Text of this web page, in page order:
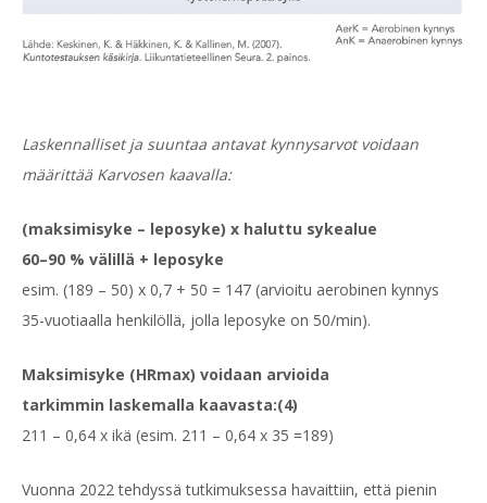
Laskennalliset ja suuntaa antavat kynnysarvot voidaan
määrittää Karvosen kaavalla:
(maksimisyke – leposyke) x haluttu sykealue
60–90 % välillä + leposyke
esim. (189 – 50) x 0,7 + 50 = 147 (arvioitu aerobinen kynnys
35-vuotiaalla henkilöllä, jolla leposyke on 50/min).
Maksimisyke (HRmax) voidaan arvioida
tarkimmin laskemalla kaavasta:(4)
211 – 0,64 x ikä (esim. 211 – 0,64 x 35 =189)
Vuonna 2022 tehdyssä tutkimuksessa havaittiin, että pienin